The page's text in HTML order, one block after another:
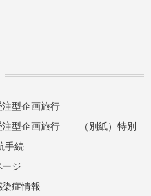
注型企画旅行
注型企画旅行
（別紙）特別
手続
ジ
症情報